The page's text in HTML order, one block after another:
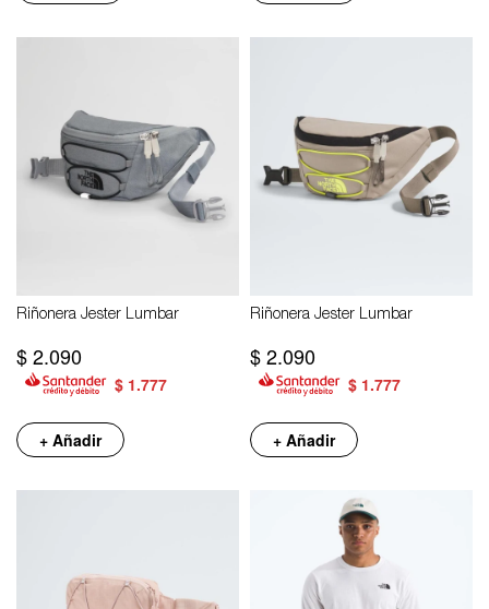
Riñonera Jester Lumbar
$2.090
$ 1.777
+ Añadir
Riñonera Jester Lumbar
$2.090
$ 1.777
+ Añadir